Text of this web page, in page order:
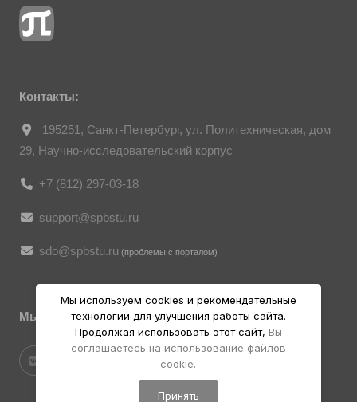
о персональных данных. Согласно
гражданина», все фотоматериалы
Контакты:
195251, Санкт-Петербург, ул. Политехническая, дом
29, Научно-исследовательский корпус
+7 (812) 297-03-18
support@spbstu.ru
sdo@spbstu.ru (проблемы с порталом)
Мы в социальных ресурсах
Мы используем cookies и рекомендательные
технологии для улучшения работы сайта.
Продолжая использовать этот сайт, Вы
соглашаетесь на использование файлов
cookie.
Принять